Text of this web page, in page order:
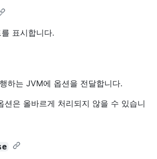
표시합니다.
하는 JVM에 옵션을 전달합니다.
션은 올바르게 처리되지 않을 수 있습니